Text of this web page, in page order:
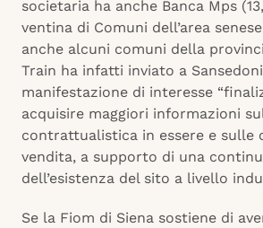
societaria ha anche Banca Mps
ventina di Comuni dell’area
anche alcuni comuni della
Train ha infatti inviato a
manifestazione di interesse
acquisire maggiori informazioni
contrattualistica in essere e sulle
vendita, a supporto di una
dell’esistenza del sito a livello
Se la Fiom di Siena sostiene di